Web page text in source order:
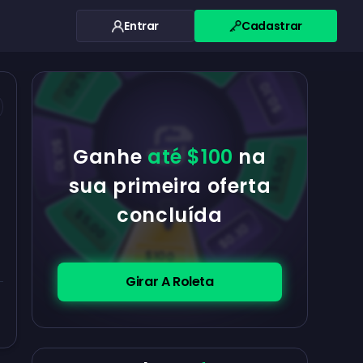
Entrar Cadastrar
Ganhe até $100 na
sua primeira oferta
concluída
Girar A Roleta
$100
$5.00
$5.00
$0.10 $5.00
$5.00